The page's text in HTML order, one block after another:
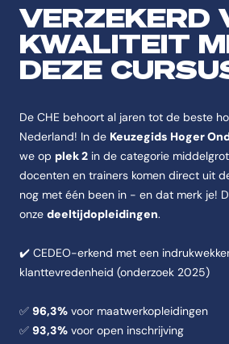
VERZEKERD
KWALITEIT
DEZE
De CHE behoort al jaren tot de beste
Nederland! In de Keuzegids Hoger
we op plek 2 in de categorie
docenten en trainers komen direct uit
nog met één been in - en dat merk je!
onze deeltijdopleidingen.
✔️ CEDEO-erkend met een
klanttevredenheid (onderzoek 2025)
✅ 96,3% voor maatwerkopleidingen
✅ 93,3% voor open inschrijving